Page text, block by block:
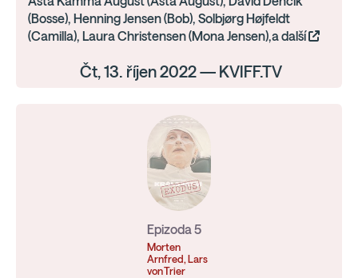
(Bosse), Henning Jensen (Bob), Solbjørg Højfeldt
(Camilla), Laura Christensen (Mona Jensen),a další
Čt, 13. říjen 2022 — KVIFF.TV
Epizoda 5
Morten
Arnfred, Lars
von Trier